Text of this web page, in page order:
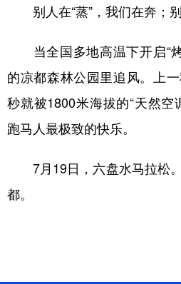
地方频道
北京 天津
辽宁 吉林
浙江 安徽
山东 河南
广东 广西
别人在“蒸”，我们在奔；别
当全国多地高温下开启“
的凉都森林公园里追风。上
秒就被1800米海拔的“天然
跑马人最极致的快乐。
7月19日，六盘水马拉松
都。